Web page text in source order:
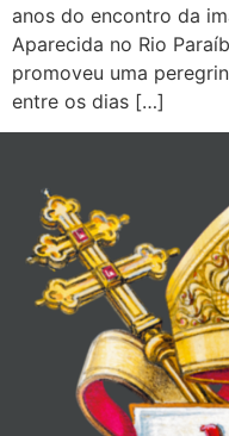
anos do encontro da
Aparecida no Rio
promoveu uma
entre os dias […]